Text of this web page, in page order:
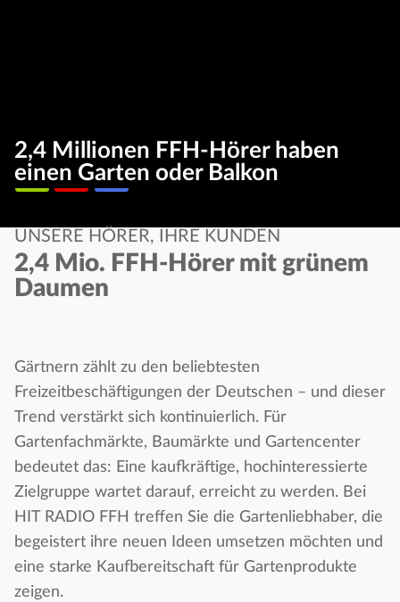
2,4 Millionen FFH-Hörer haben
einen Garten oder Balkon
UNSERE HÖRER, IHRE KUNDEN
2,4 Mio. FFH-Hörer mit grünem
Daumen
Gärtnern zählt zu den beliebtesten
Freizeitbeschäftigungen der Deutschen – und dieser
Trend verstärkt sich kontinuierlich. Für
Gartenfachmärkte, Baumärkte und Gartencenter
bedeutet das: Eine kaufkräftige, hochinteressierte
Zielgruppe wartet darauf, erreicht zu werden. Bei
HIT RADIO FFH treffen Sie die Gartenliebhaber, die
begeistert ihre neuen Ideen umsetzen möchten und
eine starke Kaufbereitschaft für Gartenprodukte
zeigen.